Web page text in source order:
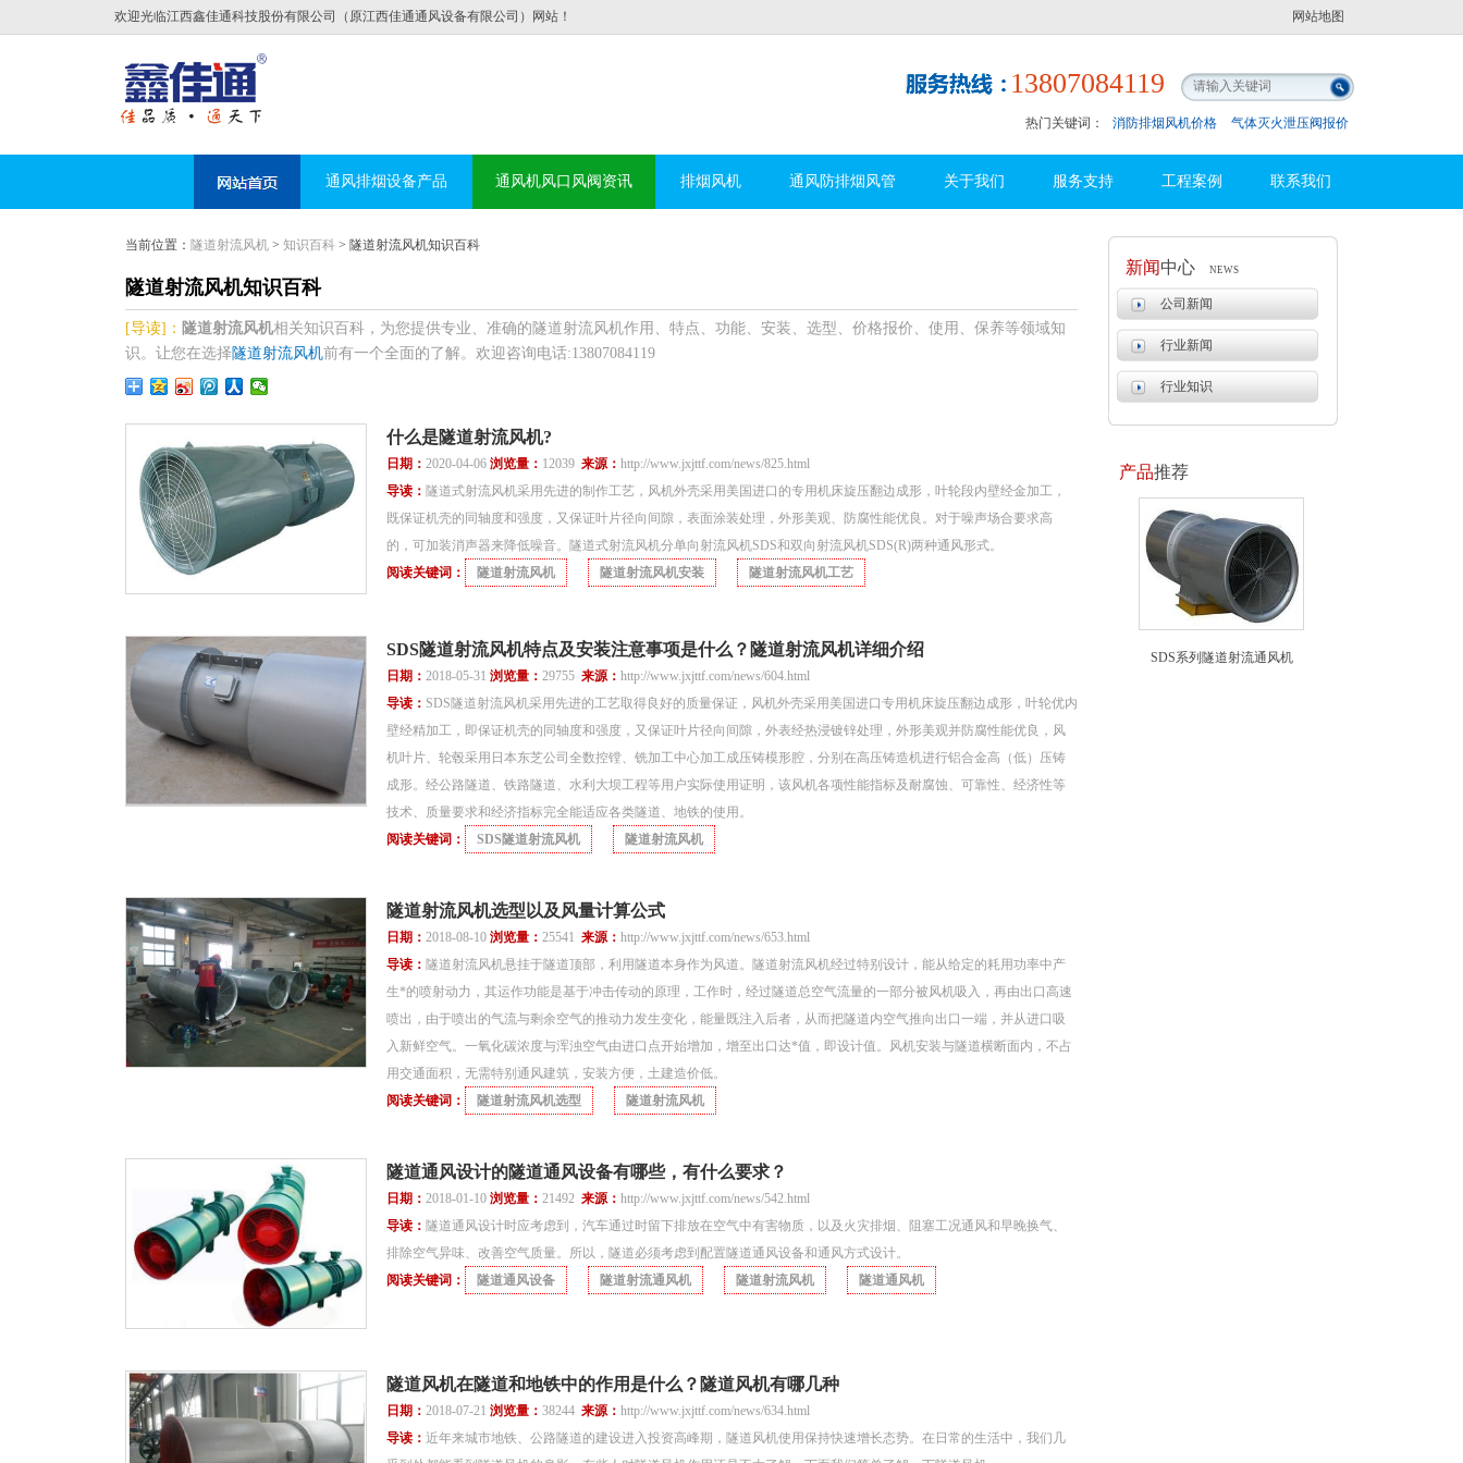
欢迎光临江西鑫佳通科技股份有限公司（原江西佳通通风设备有限公司）网站！ 网站地图
13807084119
热门关键词： 消防排烟风机价格 气体灭火泄压阀报价
通风排烟设备产品 通风机风口风阀资讯 排烟风机 通风防排烟风管 关于我们 服务支持 工程案例 联系我们
当前位置： 隧道射流风机> 知识百科> 隧道射流风机知识百科
隧道射流风机知识百科
[导读]： 隧道射流风机相关知识百科，为您提供专业、准确的隧道射流风机作用、特点、功能、安装、选型、价格报价、使用、保养等领域知
识。让您在选择 隧道射流风机前有一个全面的了解。欢迎咨询电话:13807084119
什么是隧道射流风机?
日期： 2020-04-06 浏览量： 12039 来源： http://www.jxjttf.com/news/825.html
导读： 隧道式射流风机采用先进的制作工艺，风机外壳采用美国进口的专用机床旋压翻边成形，叶轮段内壁经金加工，
既保证机壳的同轴度和强度，又保证叶片径向间隙，表面涂装处理，外形美观、防腐性能优良。对于噪声场合要求高
的，可加装消声器来降低噪音。隧道式射流风机分单向射流风机SDS和双向射流风机SDS(R)两种通风形式。
阅读关键词：
隧道射流风机 隧道射流风机安装 隧道射流风机工艺
SDS隧道射流风机特点及安装注意事项是什么？隧道射流风机详细介绍
日期： 2018-05-31 浏览量： 29755 来源： http://www.jxjttf.com/news/604.html
导读： SDS隧道射流风机采用先进的工艺取得良好的质量保证，风机外壳采用美国进口专用机床旋压翻边成形，叶轮优内
壁经精加工，即保证机壳的同轴度和强度，又保证叶片径向间隙，外表经热浸镀锌处理，外形美观并防腐性能优良，风
机叶片、轮毂采用日本东芝公司全数控镗、铣加工中心加工成压铸模形腔，分别在高压铸造机进行铝合金高（低）压铸
成形。经公路隧道、铁路隧道、水利大坝工程等用户实际使用证明，该风机各项性能指标及耐腐蚀、可靠性、经济性等
技术、质量要求和经济指标完全能适应各类隧道、地铁的使用。
阅读关键词：
SDS隧道射流风机 隧道射流风机
隧道射流风机选型以及风量计算公式
日期： 2018-08-10 浏览量： 25541 来源： http://www.jxjttf.com/news/653.html
导读： 隧道射流风机悬挂于隧道顶部，利用隧道本身作为风道。隧道射流风机经过特别设计，能从给定的耗用功率中产
生*的喷射动力，其运作功能是基于冲击传动的原理，工作时，经过隧道总空气流量的一部分被风机吸入，再由出口高速
喷出，由于喷出的气流与剩余空气的推动力发生变化，能量既注入后者，从而把隧道内空气推向出口一端，并从进口吸
入新鲜空气。一氧化碳浓度与浑浊空气由进口点开始增加，增至出口达*值，即设计值。风机安装与隧道横断面内，不占
用交通面积，无需特别通风建筑，安装方便，土建造价低。
阅读关键词：
隧道射流风机选型 隧道射流风机
隧道通风设计的隧道通风设备有哪些，有什么要求？
日期： 2018-01-10 浏览量： 21492 来源： http://www.jxjttf.com/news/542.html
导读： 隧道通风设计时应考虑到，汽车通过时留下排放在空气中有害物质，以及火灾排烟、阻塞工况通风和早晚换气、
排除空气异味、改善空气质量。所以，隧道必须考虑到配置隧道通风设备和通风方式设计。
阅读关键词：
隧道通风设备 隧道射流通风机 隧道射流风机 隧道通风机
隧道风机在隧道和地铁中的作用是什么？隧道风机有哪几种
日期： 2018-07-21 浏览量： 38244 来源： http://www.jxjttf.com/news/634.html
导读： 近年来城市地铁、公路隧道的建设进入投资高峰期，隧道风机使用保持快速增长态势。在日常的生活中，我们几
新闻中心 NEWS
公司新闻
行业新闻
行业知识
产品推荐
SDS系列隧道射流通风机